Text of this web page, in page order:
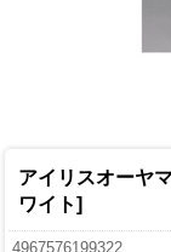
アイリスオーヤ
ワイト]
4967576199322